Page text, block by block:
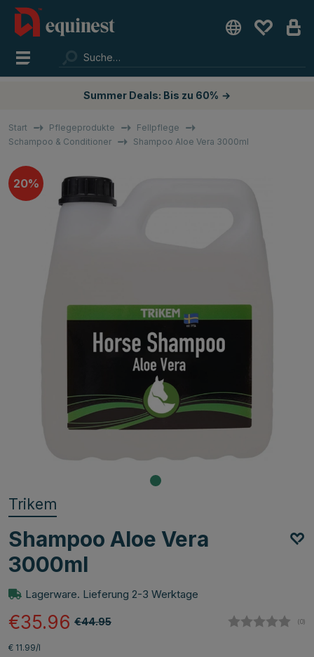
Summer Deals: Bis zu 60% →
Start Pflegeprodukte
Fellpflege
Schampoo & Conditioner
Shampoo Aloe Vera 3000ml
20
Trikem
Shampoo Aloe Vera
3000ml
Lagerware. Lieferung 2-3 Werktage
€44.95
€35.96 (0)
€ 11.99/l